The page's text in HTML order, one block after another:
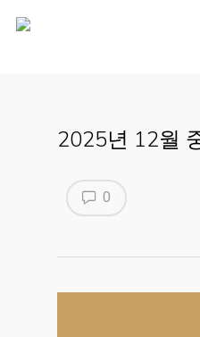
2025년 12월
0